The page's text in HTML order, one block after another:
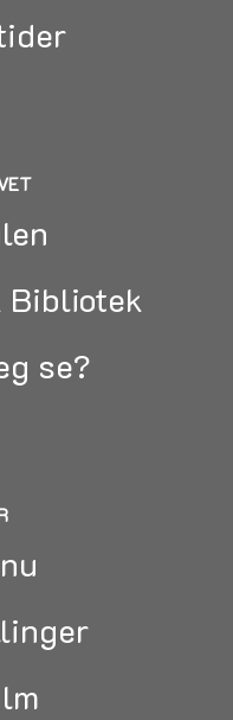
Bibliotek
se?